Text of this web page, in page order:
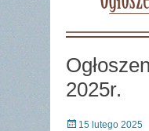
2025r.
Posted
15 lutego 2025